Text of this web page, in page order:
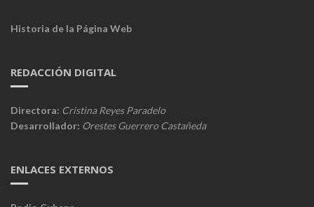
Historia de la Página Web
REDACCIÓN DIGITAL
Directora: Cristina Reyes Paradelo
Desarrollador: Orestes Guerrero Castañeda
ENLACES EXTERNOS